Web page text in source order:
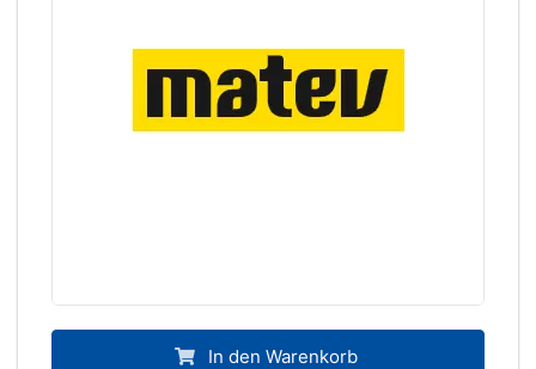
In den Warenkorb